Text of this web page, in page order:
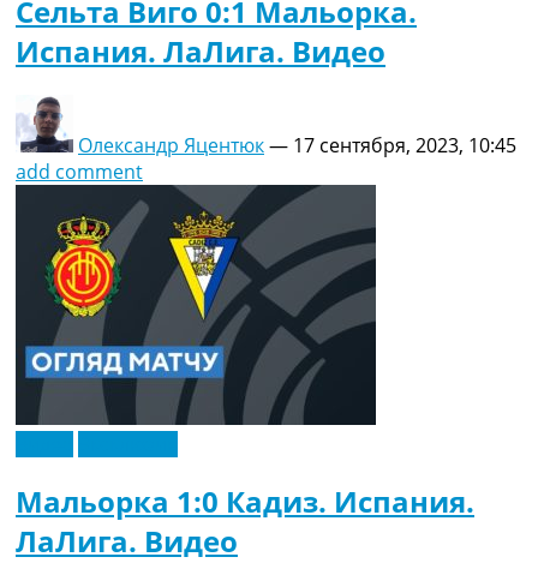
Сельта Виго 0:1 Мальорка.
Испания. ЛаЛига. Видео
Олександр Яцентюк— 17 сентября, 2023, 10:45
add comment
Мальорка 1:0 Кадиз. Испания.
ЛаЛига. Видео